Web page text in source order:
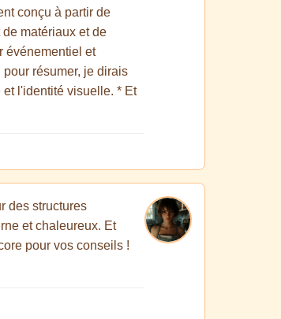
conçu à partir de
matériaux et de
événementiel et
résumer, je dirais
l'identité visuelle. * Et
des structures
et chaleureux. Et
pour vos conseils !